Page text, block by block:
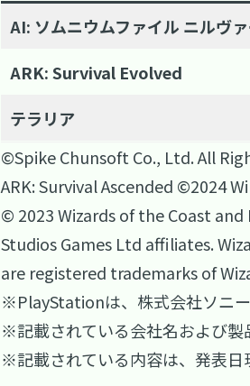
AI: ソムニウムファイル ニルヴ
ARK: Survival Evolved
テラリア
©Spike Chunsoft Co., Ltd. All
ARK: Survival Ascended ©2024
© 2023 Wizards of the Coast
Studios Games Ltd affiliates.
are registered trademarks of
※PlayStationは、株式会社ソニ
※記載されている会社名および
※記載されている内容は、発表日